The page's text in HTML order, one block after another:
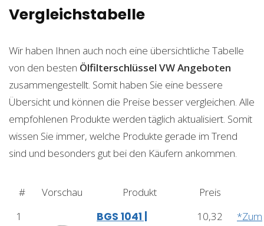
Vergleichstabelle
Wir haben Ihnen auch noch eine übersichtliche Tabelle
von den besten Ölfilterschlüssel VWAngeboten
zusammengestellt. Somit haben Sie eine bessere
Übersicht und können die Preise besser vergleichen. Alle
empfohlenen Produkte werden täglich aktualisiert. Somit
wissen Sie immer, welche Produkte gerade im Trend
sind und besonders gut bei den Käufern ankommen.
# Vorschau Produkt
Preis
1
BGS 1041 |
10,32
*Zum